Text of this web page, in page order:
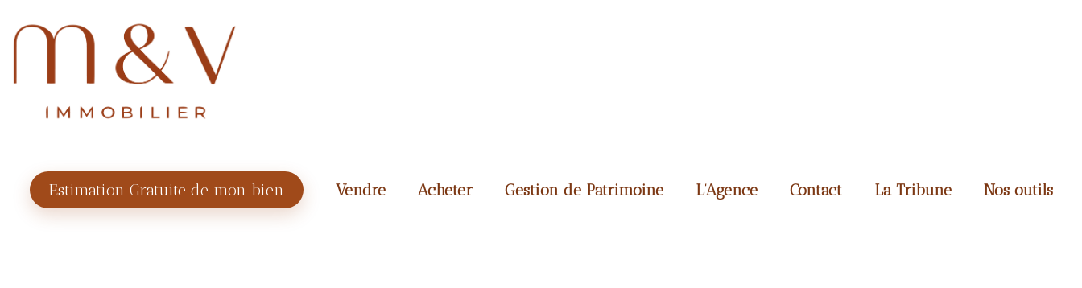
Estimation Gratuite de mon bien Vendre Acheter Gestion de Patrimoine L’Agence Contact La Tribune Nos outils